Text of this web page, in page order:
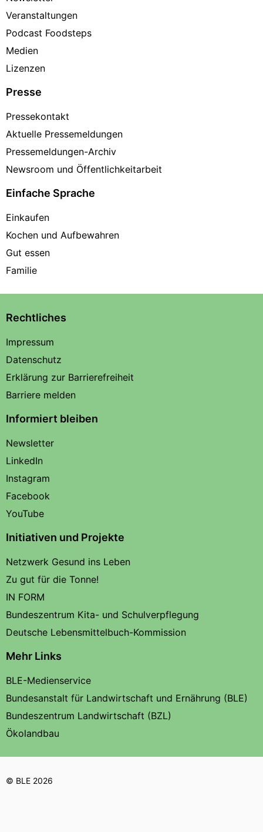
Veranstaltungen
Podcast Foodsteps
Medien
Lizenzen
Presse
Pressekontakt
Aktuelle Pressemeldungen
Pressemeldungen-Archiv
Newsroom und Öffentlichkeitarbeit
Einfache Sprache
Einkaufen
Kochen und Aufbewahren
Gut essen
Familie
Rechtliches
Impressum
Datenschutz
Erklärung zur Barrierefreiheit
Barriere melden
Informiert bleiben
Newsletter
LinkedIn
Instagram
Facebook
YouTube
Initiativen und Projekte
Netzwerk Gesund ins Leben
Zu gut für die Tonne!
IN FORM
Bundeszentrum Kita- und Schulverpflegung
Deutsche Lebensmittelbuch-Kommission
Mehr Links
BLE-Medienservice
Bundesanstalt für Landwirtschaft und Ernährung (BLE)
Bundeszentrum Landwirtschaft (BZL)
Ökolandbau
© BLE 2026